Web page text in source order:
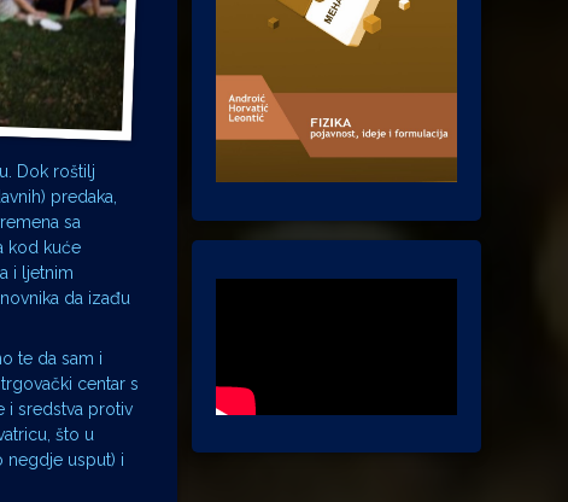
Dok roštilj
predaka,
sa
kod kuće
i ljetnim
da izađu
te da sam i
centar s
i sredstva protiv
što u
negdje usput) i